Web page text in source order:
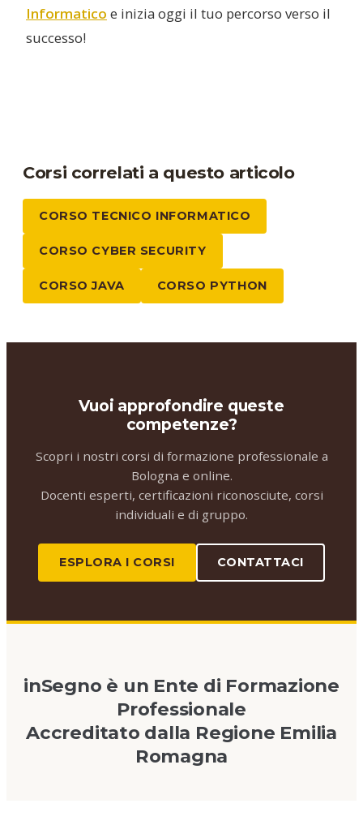
Informatico e inizia oggi il tuo percorso verso il
successo!
Corsi correlati a questo articolo
CORSO TECNICO INFORMATICO
CORSO CYBER SECURITY
CORSO JAVA CORSO PYTHON
Vuoi approfondire queste
competenze?
Scopri i nostri corsi di formazione professionale a
Bologna e online.
Docenti esperti, certificazioni riconosciute, corsi
individuali e di gruppo.
ESPLORA I CORSI CONTATTACI
inSegno è un Ente di Formazione
Professionale
Accreditato dalla Regione Emilia
Romagna